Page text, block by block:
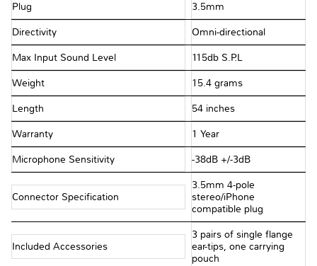
Plug 3.5mm
Directivity Omni-directional
Max Input Sound Level 115db S.P.L
Weight 15.4 grams
Length 54 inches
Warranty 1 Year
Microphone Sensitivity -38dB +/-3dB
Connector Specification
3.5mm 4-pole
stereo/iPhone
compatible plug
Included Accessories
3 pairs of single flange
ear-tips, one carrying
pouch